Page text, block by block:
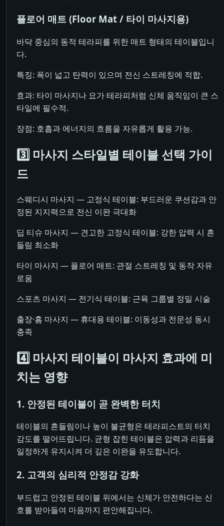
플로어 매트 (Floor Mat / 타이 마사지용)
바닥 중심의 동적 테라피를 위한 매트 형태의 테이블입니
다.
특징: 폭이 넓고 탄력이 있으며 전신 스트레칭에 적합.
효과: 타이 마사지나 요가 테라피처럼 신체 움직임이 큰 스
타일에 필수적.
장점: 호흡과 에너지의 흐름을 자유롭게 활용 가능.
3️⃣ 마사지 스타일별 테이블 선택 가이
드
스웨디시 마사지 — 고정식 테이블: 부드러운 쿠션감과 안
정된 지지력으로 전신 이완 극대화
딥 티슈 마사지 — 견고한 고정식 테이블: 강한 압력 시 흔
들림 최소화
타이 마사지 — 플로어 매트: 관절 스트레칭 및 동작 자유
로움
스포츠 마사지 — 전기식 테이블: 근육 그룹별 정밀 시술
출장·홈 마사지 — 휴대용 테이블: 이동성과 전문성 동시
충족
4️⃣ 마사지 테이블이 마사지 효과에 미
치는 영향
1. 안정된 테이블이 곧 완벽한 터치
테이블의 흔들림이나 높이 불균형은 테라피스트의 터치
감도를 떨어뜨립니다. 균형 잡힌 테이블은 압력과 리듬을
일정하게 유지시켜 더 깊은 이완을 유도합니다.
2. 고객의 심리적 안정감 강화
부드럽고 안정된 테이블 위에서는 신체가 안전하다는 신
호를 받아들여 마음까지 편안해집니다.